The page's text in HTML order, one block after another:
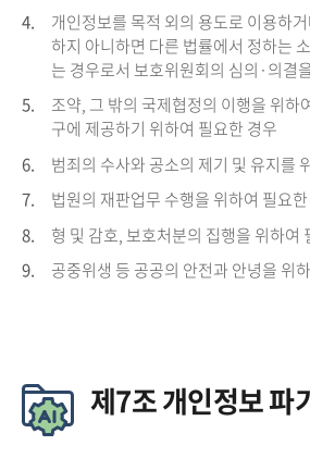
4.
개인정보를 목적 외의 용도로 이용하
하지 아니하면 다른 법률에서 정하는
는 경우로서 보호위원회의 심의·의결
5.
조약, 그 밖의 국제협정의 이행을 위하
구에 제공하기 위하여 필요한 경우
6.
범죄의 수사와 공소의 제기 및 유지를
7.
법원의 재판업무 수행을 위하여 필요
8.
형 및 감호, 보호처분의 집행을 위하여
9.
공중위생 등 공공의 안전과 안녕을 위
제7조 개인정보 파